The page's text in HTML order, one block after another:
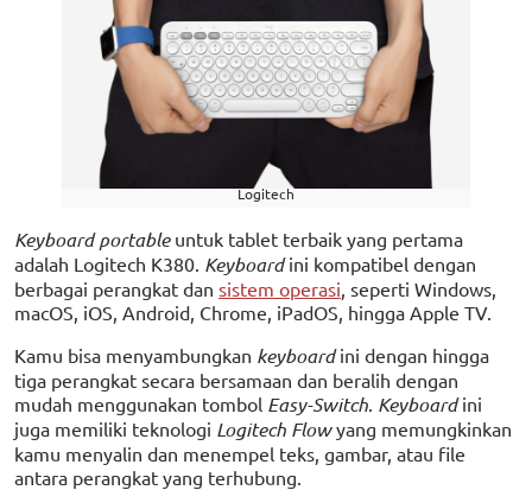
Logitech
Keyboard portable untuk tablet terbaik yang pertama
adalah Logitech K380. Keyboardini kompatibel dengan
berbagai perangkat dan sistem operasi , seperti Windows,
macOS, iOS, Android, Chrome, iPadOS, hingga Apple TV.
Kamu bisa menyambungkan keyboardini dengan hingga
tiga perangkat secara bersamaan dan beralih dengan
mudah menggunakan tombol Easy-Switch Keyboardini
juga memiliki teknologi Logitech Flowyang memungkinkan
kamu menyalin dan menempel teks, gambar, atau file
antara perangkat yang terhubung.